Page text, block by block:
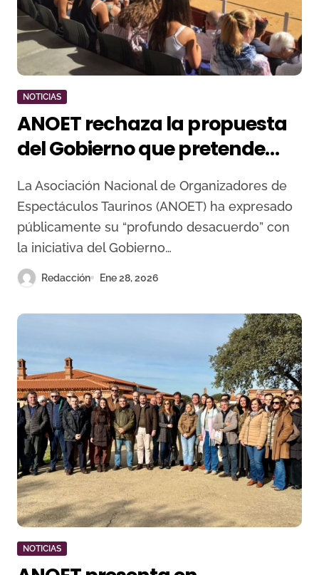
NOTICIAS
ANOET rechaza la propuesta
del Gobierno que pretende
prohibir la entrada de
menores a los toros
La Asociación Nacional de Organizadores de
Espectáculos Taurinos (ANOET) ha expresado
públicamente su “profundo desacuerdo” con
la iniciativa del Gobierno…
Redacción Ene 28, 2026
NOTICIAS